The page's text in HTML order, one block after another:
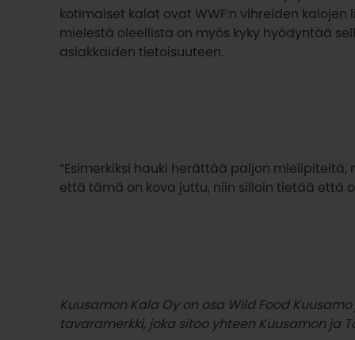
kotimaiset kalat ovat WWF:n vihreiden
mielestä oleellista on myös kyky hyödyntää
asiakkaiden tietoisuuteen.
“Esimerkiksi hauki herättää paljon
että tämä on kova juttu, niin silloin tietää että
Kuusamon Kala Oy on osa Wild Food
tavaramerkki, joka sitoo yhteen Kuusamon ja